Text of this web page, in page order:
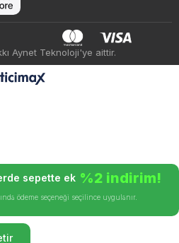
Aynet Teknoloji'ye aittir.
sepette ek %2 indirim!
ödeme seçeneği seçilince uygulanır.